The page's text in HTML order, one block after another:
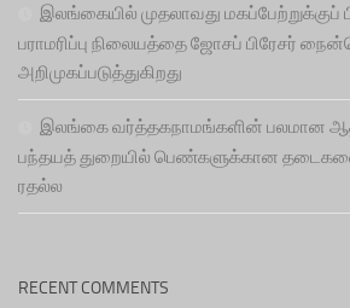
இலங்கையில் முதலாவது மகப்பேற்றுக்குப்
பராமரிப்பு நிலையத்தை ஜோசப் பிரேசர்
அறிமுகப்படுத்துகிறது
இலங்கை வர்த்தகநாமங்களின் பலமான
பந்தயத் துறையில் பெண்களுக்கான
ரதல்ல
RECENT COMMENTS